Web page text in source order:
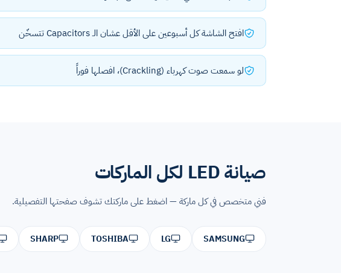
افتح الشاشة كل أسبوعين على الأقل عشان الـ Capacitors تتسخّن
لو سمعت صوت كهرباء (Crackling)، افصلها فوراً
صيانة LED لكل الماركات
فني متخصص في كل ماركة — اضغط على ماركتك تشوف صفحتها التفصيلية.
SAMSUNG
LG
TOSHIBA
SHARP